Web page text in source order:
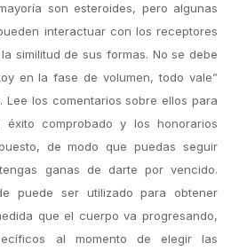
son esteroides, pero algunas
interactuar con los receptores
similitud de sus formas. No se debe
en la fase de volumen, todo vale”
los comentarios sobre ellos para
comprobado y los honorarios
de modo que puedas seguir
ganas de darte por vencido.
puede ser utilizado para obtener
que el cuerpo va progresando,
al momento de elegir las